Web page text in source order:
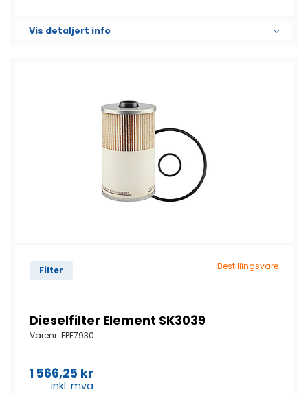
Vis detaljert info
Filter Bestillingsvare
Dieselfilter Element SK3039
Varenr. FPF7930
1 566,25 kr
inkl. mva